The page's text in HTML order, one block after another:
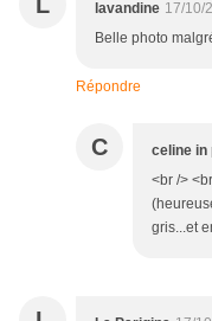
lavandine 17/10/
Belle photo
Répondre
C celine in
<br />
gris...et